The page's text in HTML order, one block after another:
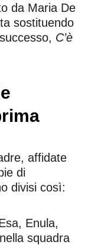
da Maria De
sostituendo
C’è
affidate
di
divisi così:
Enula,
squadra